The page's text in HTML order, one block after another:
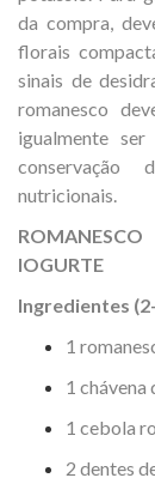
da compra,
florais
sinais de
romanesco
igualmente
conservação
nutricionais.
IOGURTE
Ingredientes
1
1
1 cebola
2 dentes